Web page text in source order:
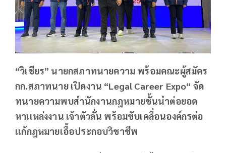
“วิเชียร” นายกสภาทนายความ พร้อมคณะผู้สมัคร
กก.สภาทนาย เปิดงาน “Legal Career Expo“ จัด
ทนายความพบสำนักงานกฎหมายชั้นนำต่อยอด
หาเเหล่งงาน เจ้าตัวลั่น พร้อมขับเคลื่อนองค์กรต่อ
เเก้กฎหมายเอื้อประกอบวิชาชีพ